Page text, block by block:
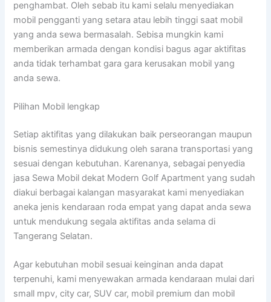
penghambat. Oleh sebab itu kami selalu menyediakan
mobil pengganti yang setara atau lebih tinggi saat mobil
yang anda sewa bermasalah. Sebisa mungkin kami
memberikan armada dengan kondisi bagus agar aktifitas
anda tidak terhambat gara gara kerusakan mobil yang
anda sewa.
Pilihan Mobil lengkap
Setiap aktifitas yang dilakukan baik perseorangan maupun
bisnis semestinya didukung oleh sarana transportasi yang
sesuai dengan kebutuhan. Karenanya, sebagai penyedia
jasa Sewa Mobil dekat Modern Golf Apartment yang sudah
diakui berbagai kalangan masyarakat kami menyediakan
aneka jenis kendaraan roda empat yang dapat anda sewa
untuk mendukung segala aktifitas anda selama di
Tangerang Selatan.
Agar kebutuhan mobil sesuai keinginan anda dapat
terpenuhi, kami menyewakan armada kendaraan mulai dari
small mpv, city car, SUV car, mobil premium dan mobil